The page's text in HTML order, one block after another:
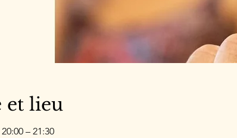
et lieu
– 21:30